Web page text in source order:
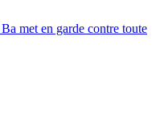
met en garde contre toute